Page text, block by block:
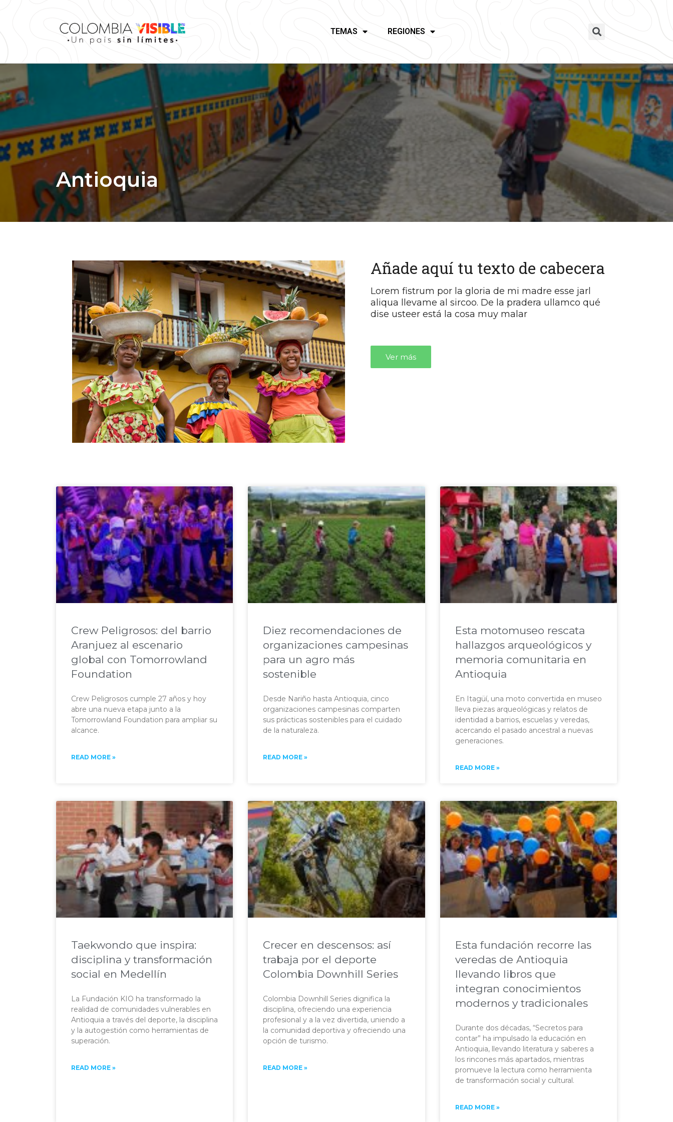
TEMAS REGIONES
Antioquia
Añade aquí tu texto de cabecera
Lorem fistrum por la gloria de mi madre esse jarl
aliqua llevame al sircoo. De la pradera ullamco qué
dise usteer está la cosa muy malar
Ver más
Crew Peligrosos: del barrio
Aranjuez al escenario
global con Tomorrowland
Foundation
Crew Peligrosos cumple 27 años y hoy
abre una nueva etapa junto a la
Tomorrowland Foundation para ampliar su
alcance.
READ MORE »
Diez recomendaciones de
organizaciones campesinas
para un agro más
sostenible
Desde Nariño hasta Antioquia, cinco
organizaciones campesinas comparten
sus prácticas sostenibles para el cuidado
de la naturaleza.
READ MORE »
Esta motomuseo rescata
hallazgos arqueológicos y
memoria comunitaria en
Antioquia
En Itagüí, una moto convertida en museo
lleva piezas arqueológicas y relatos de
identidad a barrios, escuelas y veredas,
acercando el pasado ancestral a nuevas
generaciones.
READ MORE »
Taekwondo que inspira:
disciplina y transformación
social en Medellín
La Fundación KIO ha transformado la
realidad de comunidades vulnerables en
Antioquia a través del deporte, la disciplina
y la autogestión como herramientas de
superación.
READ MORE »
Crecer en descensos: así
trabaja por el deporte
Colombia Downhill Series
Colombia Downhill Series dignifica la
disciplina, ofreciendo una experiencia
profesional y a la vez divertida, uniendo a
la comunidad deportiva y ofreciendo una
opción de turismo. ​
READ MORE »
Esta fundación recorre las
veredas de Antioquia
llevando libros que
integran conocimientos
modernos y tradicionales
Durante dos décadas, “Secretos para
contar” ha impulsado la educación en
Antioquia, llevando literatura y saberes a
los rincones más apartados, mientras
promueve la lectura como herramienta
de transformación social y cultural.
READ MORE »